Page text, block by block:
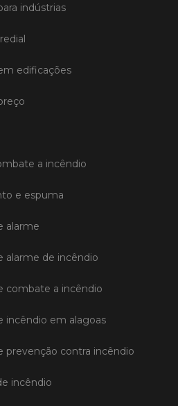
indústrias
edificações
a incêndio
e espuma
alarme
alarme de incêndio
combate a incêndio
incêndio em alagoas
prevenção contra incêndio
incêndio